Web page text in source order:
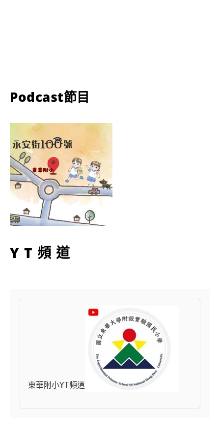
Podcast節目
YT頻道
東華附小YT頻道